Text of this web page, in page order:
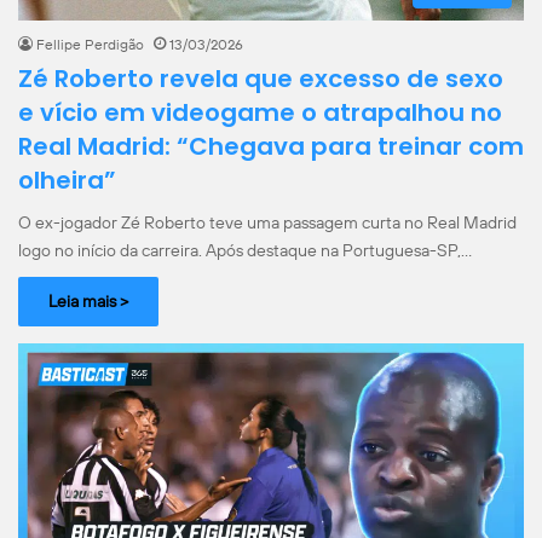
Fellipe Perdigão 13/03/2026
Zé Roberto revela que excesso de sexo
e vício em videogame o atrapalhou no
Real Madrid: “Chegava para treinar com
olheira”
O ex-jogador Zé Roberto teve uma passagem curta no Real Madrid
logo no início da carreira. Após destaque na Portuguesa-SP,…
Leia mais >